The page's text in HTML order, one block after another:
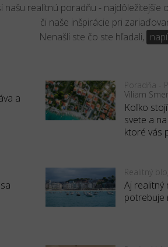
našu realitnú poradňu - najdôležitejšie
či naše inšpirácie pri
Nenašli ste čo ste hľadali,
a
Poradňa -
Viliam
Koľko
svete a
ktoré vás
Realitný
Aj realitný
potrebuje